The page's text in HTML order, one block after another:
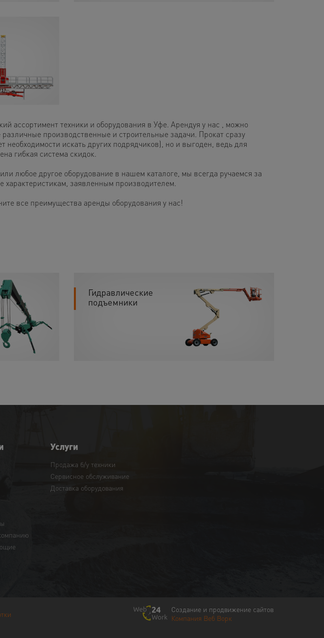
ассортимент техники и оборудования в Уфе. Арендуя у нас , можно
производственные и строительные задачи. Прокат сразу
необходимости искать других подрядчиков), но и выгоден, ведь для
гибкая система скидок.
любое другое оборудование в нашем каталоге, мы всегда ручаемся за
характеристикам, заявленным производителем.
все преимущества аренды оборудования у нас!
Гидравлические
подъемники
Услуги
Продажа б/у техники
Сервисное обслуживание
Доставка оборудования
Создание и продвижение сайтов
Компания Веб Ворк